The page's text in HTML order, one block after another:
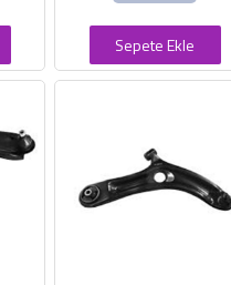
Sepete Ekle